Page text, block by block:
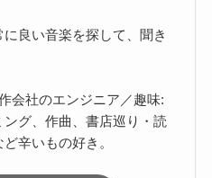
良い音楽を探して、聞き
会社のエンジニア／趣味:
グ、作曲、書店巡り・読
辛いもの好き。